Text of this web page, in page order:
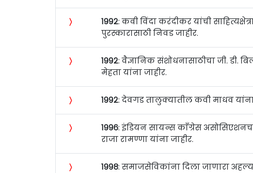
〉 १९९२: कवी विंदा करंदीकर यांची
पुरस्कारासाठी निवड जाहीर.
〉 १९९२: वैज्ञानिक संशोधनासाठीचा जी. डी.
मेहता यांना जाहीर.
〉 १९९२: देवगड तालुक्यातील कवी माधव
〉 १९९६: इंडियन सायन्स काँग्रेस
राजा रामण्णा यांना जाहीर.
〉 १९९८: समाजसेविकांना दिला जाणारा